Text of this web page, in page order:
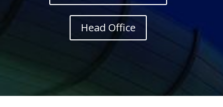
Head Office